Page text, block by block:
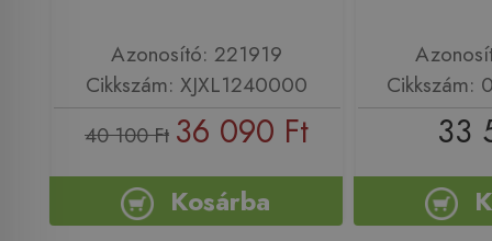
Azonosító: 221919
Cikkszám: XJXL1240000
40 100 Ft 36 090 Ft
Kosárba
Cikkszám:
33